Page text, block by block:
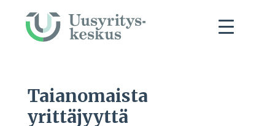
Taianomaista
yrittäjyyttä